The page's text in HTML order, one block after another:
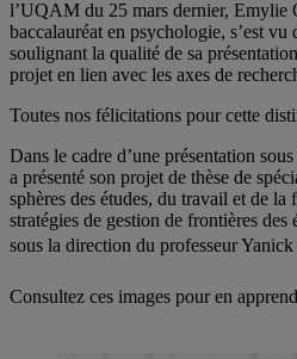
l’UQAM du 25 mars dernier, Emylie
baccalauréat en psychologie, s’est
soulignant la qualité de sa
projet en lien avec les axes de
Toutes nos félicitations pour cette
Dans le cadre d’une présentation
a présenté son projet de thèse de
sphères des études, du travail et de
stratégies de gestion de frontières des
sous la direction du professeur
Consultez ces images pour en